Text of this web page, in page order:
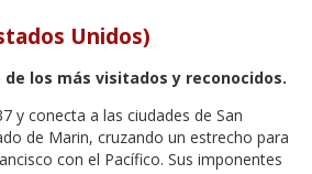
Unidos)
de los más visitados y reconocidos.
y conecta a las ciudades de San
de Marin, cruzando un estrecho para
con el Pacífico. Sus imponentes